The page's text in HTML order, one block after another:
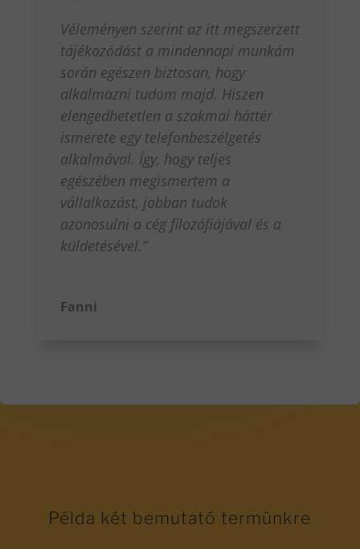
Véleményen szerint az itt megszerzett
tájékozódást a mindennapi munkám
során egészen biztosan, hogy
alkalmazni tudom majd. Hiszen
elengedhetetlen a szakmai háttér
ismerete egy telefonbeszélgetés
alkalmával. Így, hogy teljes
egészében megismertem a
vállalkozást, jobban tudok
azonosulni a cég filozófiájával és a
küldetésével.”
Fanni
Példa két bemutató termünkre